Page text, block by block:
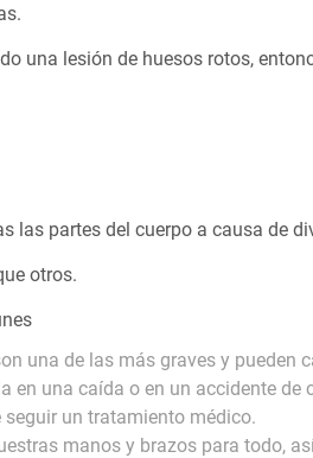
una lesión de huesos rotos,
las partes del cuerpo a causa de
otros.
una de las más graves y pueden
en una caída o en un accidente de
un tratamiento médico.
manos y brazos para todo,